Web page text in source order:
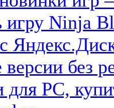
игру Ninja
версии без
для PC,